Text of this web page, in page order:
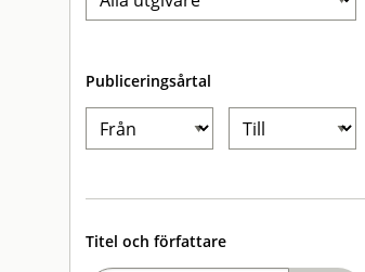
Publiceringsårtal
Titel och författare